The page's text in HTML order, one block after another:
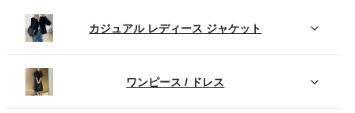
カジュアル レディース ジャケット
ワンピース / ドレス